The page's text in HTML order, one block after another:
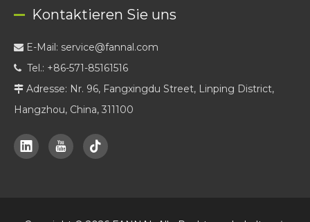
Kontaktieren Sie uns
 E-Mail: service@fannal.com
 Tel.: +86-571-85161516
 Adresse: Nr. 96, Fangxingdu Street, Linping District,
Hangzhou, China, 311100